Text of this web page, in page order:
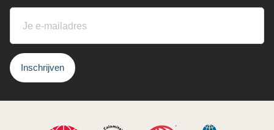
Inschrijven